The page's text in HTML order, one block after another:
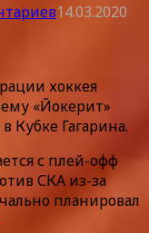
14.03.2020
хоккея
«Йокерит»
Кубке Гагарина.
с плей-офф
СКА из-за
планировал